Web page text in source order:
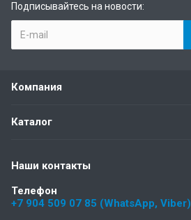
Подписывайтесь на новости:
Компания
Каталог
Наши контакты
Телефон
+7 904 509 07 85 (WhatsApp, Viber)